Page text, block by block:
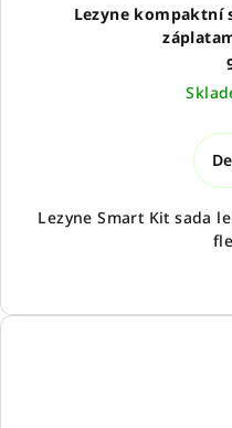
Lezyne kompaktní
Lezyne Smart Kit sada